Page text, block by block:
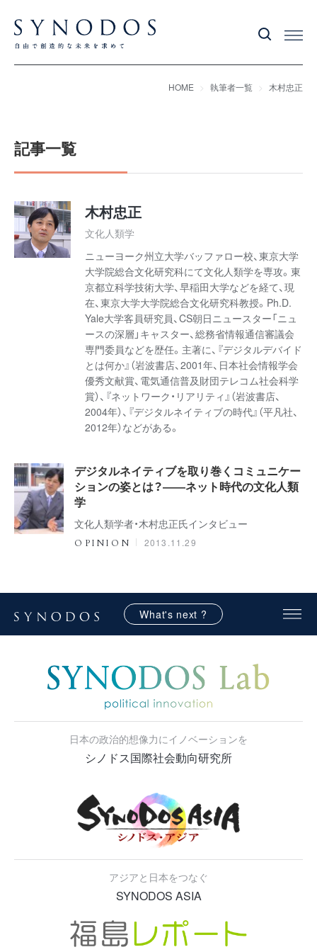
HOME 執筆者一覧 木村忠正
記事一覧
木村忠正
文化人類学
ニューヨーク州立大学バッファロー校、東京大学
大学院総合文化研究科にて文化人類学を専攻。東
京都立科学技術大学、早稲田大学などを経て、現
在、東京大学大学院総合文化研究科教授。Ph.D.
Yale大学客員研究員、CS朝日ニュースター「ニュ
ースの深層」キャスター、総務省情報通信審議会
専門委員などを歴任。主著に、『デジタルデバイド
とは何か』（岩波書店、2001年、日本社会情報学会
優秀文献賞、電気通信普及財団テレコム社会科学
賞）、『ネットワーク・リアリティ』（岩波書店、
2004年）、『デジタルネイティブの時代』（平凡社、
2012年）などがある。
デジタルネイティブを取り巻くコミュニケー
ションの姿とは？――ネット時代の文化人類
学
文化人類学者・木村忠正氏インタビュー
OPINION 2013.11.29
What's next ?
日本の政治的想像力にイノベーションを
シノドス国際社会動向研究所
アジアと日本をつなぐ
SYNODOS ASIA